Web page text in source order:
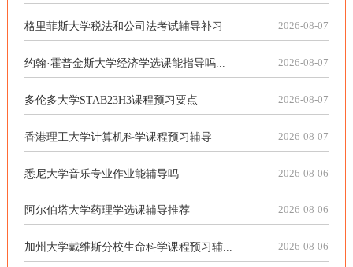
格里菲斯大学税法和公司法考试辅导补习 2026-08-07
约翰·霍普金斯大学经济学选课能指导吗... 2026-08-07
多伦多大学STAB23H3课程预习要点 2026-08-07
香港理工大学计算机科学课程预习辅导 2026-08-07
悉尼大学音乐专业作业能辅导吗 2026-08-06
阿尔伯塔大学药理学选课辅导推荐 2026-08-06
加州大学戴维斯分校生命科学课程预习辅... 2026-08-06